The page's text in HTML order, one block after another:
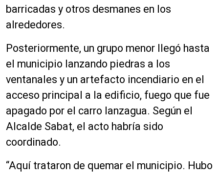
barricadas y otros desmanes en los
alrededores.
Posteriormente, un grupo menor llegó hasta
el municipio lanzando piedras a los
ventanales y un artefacto incendiario en el
acceso principal a la edificio, fuego que fue
apagado por el carro lanzagua. Según el
Alcalde Sabat, el acto habría sido
coordinado.
“Aquí trataron de quemar el municipio. Hubo